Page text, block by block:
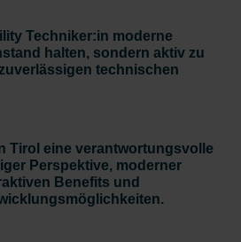
Techniker:in moderne
halten, sondern aktiv zu
technischen
Tirol eine verantwortungsvolle
Perspektive, moderner
Benefits und